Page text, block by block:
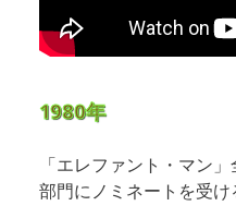
1980年
「エレファント・マン
部門にノミネートを受